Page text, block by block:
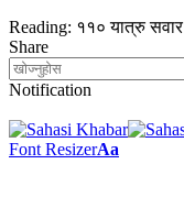
Reading: ११० यात्रु सवार
Share
Notification
Font ResizerAa